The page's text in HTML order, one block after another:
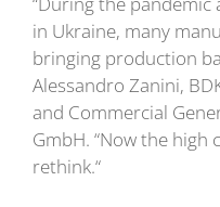
in Ukraine, many
bringing production
Alessandro Zanini,
and Commercial
GmbH. “Now the high
rethink.“